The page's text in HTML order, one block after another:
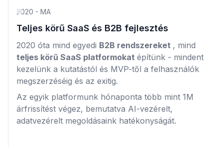
2020 - MA
Teljes körű SaaS és B2B fejlesztés
2020 óta mind egyedi B2B rendszereket , mind
teljes körű SaaS platformokat építünk - mindent
kezelünk a kutatástól és MVP-től a felhasználók
megszerzéséig és az exitig.
Az egyik platformunk hónaponta több mint 1M
árfrissítést végez, bemutatva AI-vezérelt,
adatvezérelt megoldásaink hatékonyságát.